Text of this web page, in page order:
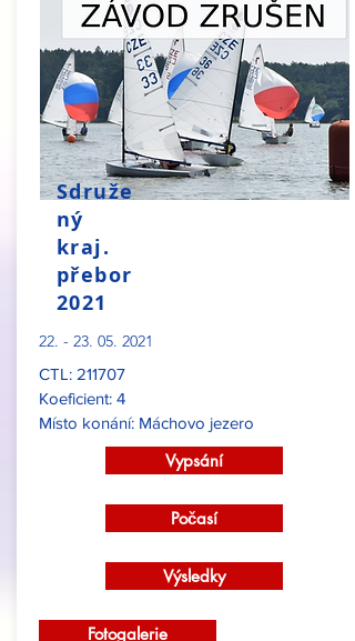
Sdruže
ný
kraj.
přebor
2021
22. - 23. 05. 2021
CTL: 211707
Koeficient: 4
Místo konání: Máchovo jezero
Vypsání
Počasí
Výsledky
Fotogalerie